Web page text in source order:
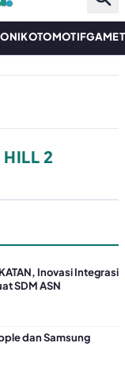
OTOMOTIFGAME
HILL 2
Inovasi Integrasi
SDM ASN
dan Samsung